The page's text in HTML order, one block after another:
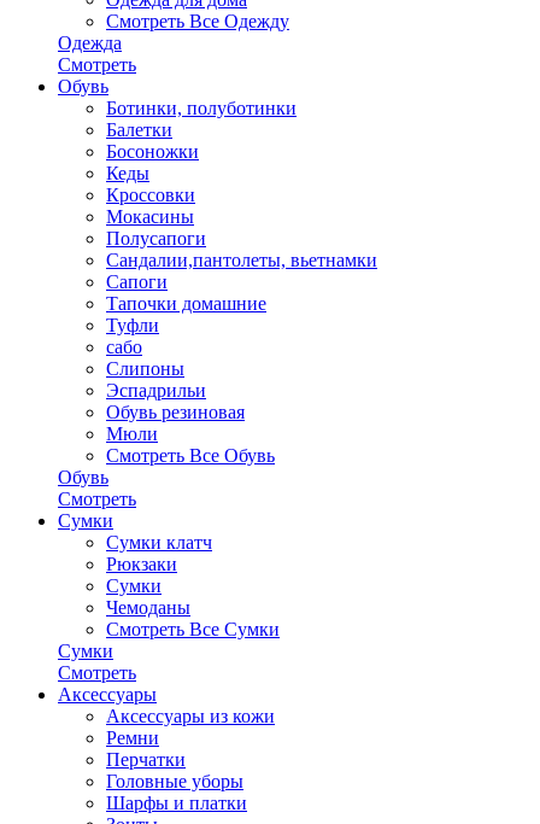
Смотреть Все Одежду
Одежда
Смотреть
Обувь
Ботинки, полуботинки
Балетки
Босоножки
Кеды
Кроссовки
Мокасины
Полусапоги
Сандалии,пантолеты, вьетнамки
Сапоги
Тапочки домашние
Туфли
сабо
Слипоны
Эспадрильи
Обувь резиновая
Мюли
Смотреть Все Обувь
Обувь
Смотреть
Сумки
Сумки клатч
Рюкзаки
Сумки
Чемоданы
Смотреть Все Сумки
Сумки
Смотреть
Аксессуары
Аксессуары из кожи
Ремни
Перчатки
Головные уборы
Шарфы и платки